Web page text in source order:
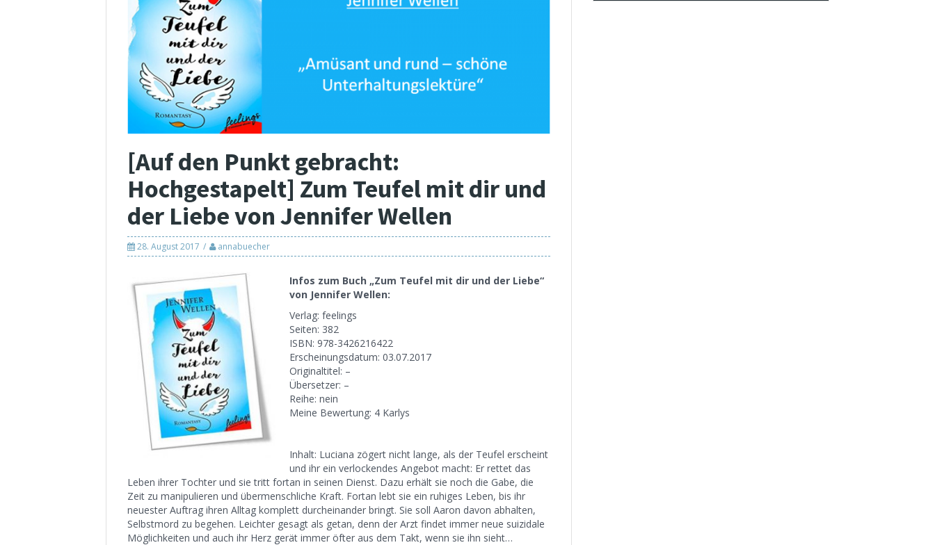
[Auf den Punkt gebracht:
Hochgestapelt] Zum Teufel mit dir und
der Liebe von Jennifer Wellen
28. August 2017 annabuecher
Infos zum Buch „Zum Teufel mit dir und der Liebe“
von Jennifer Wellen:
Verlag: feelings
Seiten: 382
ISBN: 978-3426216422
Erscheinungsdatum: 03.07.2017
Originaltitel: –
Übersetzer: –
Reihe: nein
Meine Bewertung: 4 Karlys
Inhalt: Luciana zögert nicht lange, als der Teufel erscheint
und ihr ein verlockendes Angebot macht: Er rettet das
Leben ihrer Tochter und sie tritt fortan in seinen Dienst. Dazu erhält sie noch die Gabe, die
Zeit zu manipulieren und übermenschliche Kraft. Fortan lebt sie ein ruhiges Leben, bis ihr
neuester Auftrag ihren Alltag komplett durcheinander bringt. Sie soll Aaron davon abhalten,
Selbstmord zu begehen. Leichter gesagt als getan, denn der Arzt findet immer neue suizidale
Möglichkeiten und auch ihr Herz gerät immer öfter aus dem Takt, wenn sie ihn sieht…